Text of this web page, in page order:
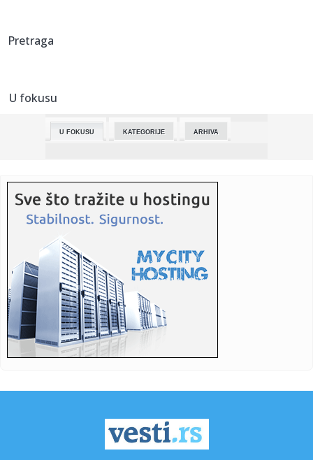
samoubistva i d...
00:23:
00:21:
Evo šta stoji iza sve učestalijih krađa oznaka proizvođača
00:15:Audi sa natpisom "Putin" snimljen u Srbiji: Komentari
pljušte sa...
00:15:Izgubio majku pre dva meseca, pa osvojio Evropu! Ovaj
potez malog...
00:06:Barselona je u velikoj krizi! Đirona poklonila lidersko mesto
00:05:Brisel povukao ručnu – AI alati isključeni na uređajima
evro...
Debakl Slovenaca u haotičnoj završnici: Bili drugi pa im
Pretraga
U fokusu
U FOKUSU KATEGORIJE ARHIVA